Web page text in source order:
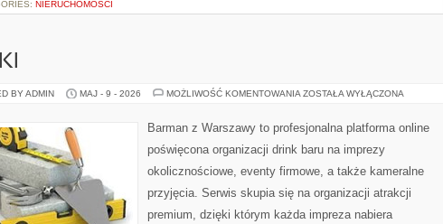
NIERUCHOMOŚCI
BY ADMIN MAJ - 9 - 2026 MOŻLIWOŚĆ KOMENTOWANIA DRINKI
ZOSTAŁA WYŁĄCZONA
Barman z Warszawy to profesjonalna platforma online
poświęcona organizacji drink baru na imprezy
okolicznościowe, eventy firmowe, a także kameralne
przyjęcia. Serwis skupia się na organizacji atrakcji
premium, dzięki którym każda impreza nabiera